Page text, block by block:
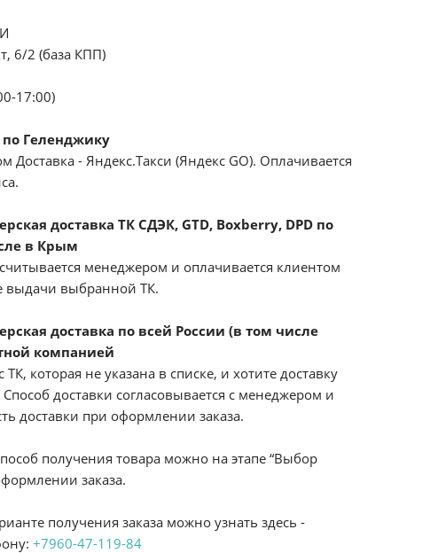
6/2 (база КПП)
17:00)
по Геленджику
Доставка - Яндекс.Такси (Яндекс GO). Оплачивается
доставка ТК СДЭК, GTD, Boxberry, DPD по
в Крым
менеджером и оплачивается клиентом
выдачи выбранной ТК.
доставка по всей России (в том числе
компанией
которая не указана в списке, и хотите доставку
доставки согласовывается с менеджером и
доставки при оформлении заказа.
получения товара можно на этапе “Выбор
заказа.
получения заказа можно узнать здесь -
+7960-47-119-84